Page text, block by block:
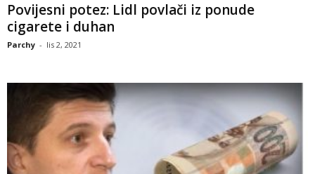
Povijesni potez: Lidl povlači iz ponude
cigarete i duhan
Parchy - lis 2, 2021